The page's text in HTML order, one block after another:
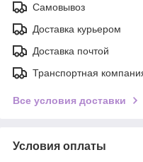
Самовывоз
Доставка курьером
Доставка почтой
Транспортная
Все условия доставки
Условия оплаты